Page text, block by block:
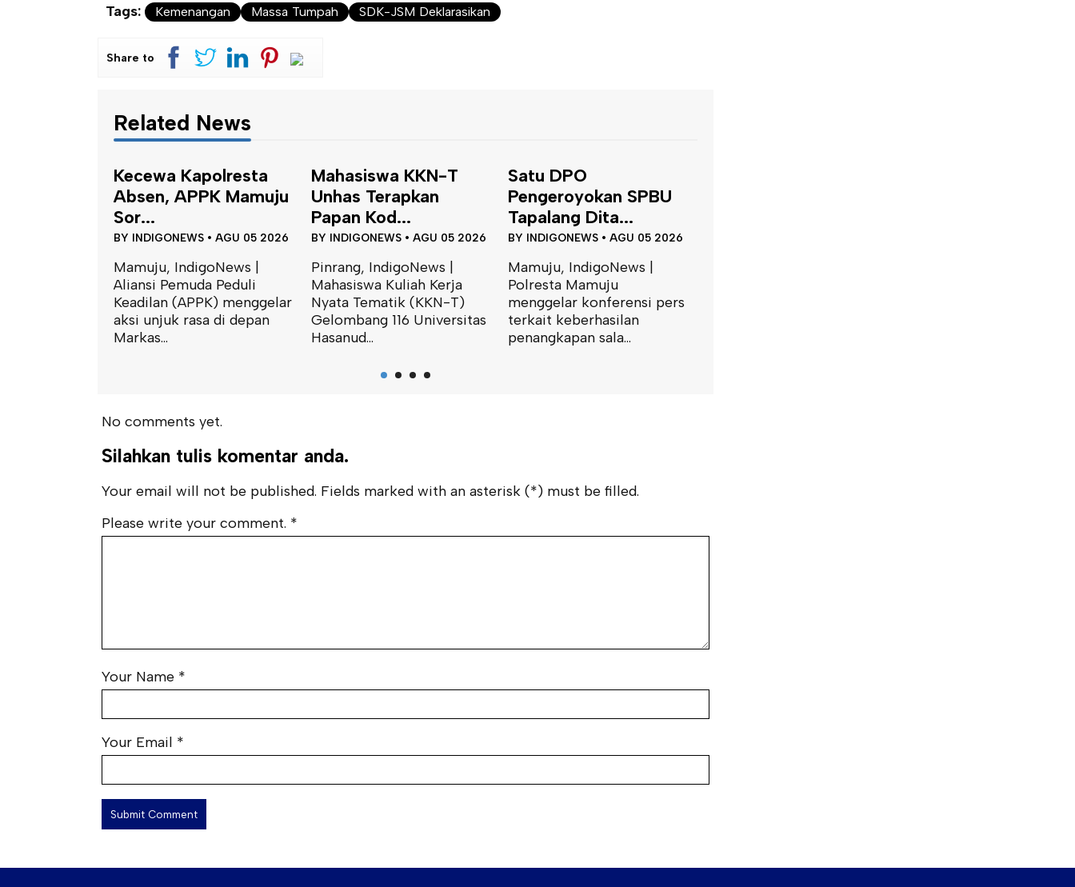
Tags: Kemenangan Massa Tumpah SDK-JSM Deklarasikan
Share to
Related News
Mahasiswa KKN-T
Unhas Terapkan
Papan Kod...
BY INDIGONEWS • AGU 05 2026
Pinrang, IndigoNews |
Mahasiswa Kuliah Kerja
Nyata Tematik (KKN-T)
Gelombang 116 Universitas
Hasanud...
Satu DPO
Pengeroyokan SPBU
Tapalang Dita...
BY INDIGONEWS • AGU 05 2026
Mamuju, IndigoNews |
Polresta Mamuju
menggelar konferensi pers
terkait keberhasilan
penangkapan sala...
Dinas ESDM Sulbar
Siap Perkuat
Integrasi...
BY INDIGONEWS •JUL 31 2026
Mamuju, IndigoNews |
Kepala Bidang Geologi dan
Air Tanah Dinas Energi dan
Sumber Daya Mineral
(ESDM)...
No comments yet.
Silahkan tulis komentar anda.
Your email will not be published. Fields marked with an asterisk (*) must be filled.
Please write your comment. *
Your Name *
Your Email *